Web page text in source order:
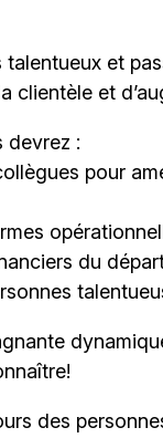
et
clientèle et
devrez :
pour
du
des